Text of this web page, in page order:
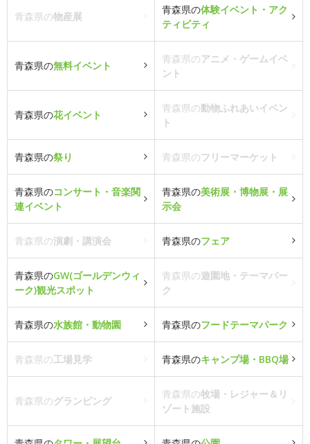
青森県の物産展
青森県の体験イベント・アク
ティビティ
青森県の無料イベント
青森県のアニメ・ゲームイベ
ント
青森県の花イベント
青森県の動物ふれあいイベン
ト
青森県の祭り 青森県のフリーマーケット
青森県のコンサート・音楽関
連イベント
青森県の美術展・博物展・展
示会
青森県の演劇・講演会 青森県のフェア
青森県のGW(ゴールデンウィ
ーク)観光スポット
青森県の遊園地・テーマパー
ク
青森県の水族館・動物園 青森県のフードテーマパーク
青森県の工場見学 青森県のキャンプ場・BBQ場
青森県のグランピング
青森県の牧場・レジャー＆リ
ゾート施設